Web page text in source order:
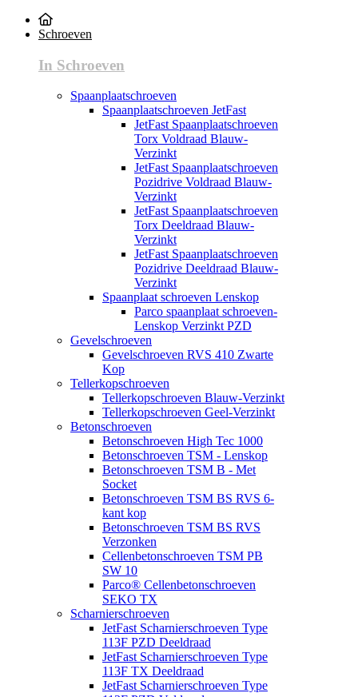
Schroeven
In Schroeven
Spaanplaatschroeven
Spaanplaatschroeven JetFast
JetFast Spaanplaatschroeven
Torx Voldraad Blauw-
Verzinkt
JetFast Spaanplaatschroeven
Pozidrive Voldraad Blauw-
Verzinkt
JetFast Spaanplaatschroeven
Torx Deeldraad Blauw-
Verzinkt
JetFast Spaanplaatschroeven
Pozidrive Deeldraad Blauw-
Verzinkt
Spaanplaat schroeven Lenskop
Parco spaanplaat schroeven-
Lenskop Verzinkt PZD
Gevelschroeven
Gevelschroeven RVS 410 Zwarte
Kop
Tellerkopschroeven
Tellerkopschroeven Blauw-Verzinkt
Tellerkopschroeven Geel-Verzinkt
Betonschroeven
Betonschroeven High Tec 1000
Betonschroeven TSM - Lenskop
Betonschroeven TSM B - Met
Socket
Betonschroeven TSM BS RVS 6-
kant kop
Betonschroeven TSM BS RVS
Verzonken
Cellenbetonschroeven TSM PB
SW 10
Parco® Cellenbetonschroeven
SEKO TX
Scharnierschroeven
JetFast Scharnierschroeven Type
113F PZD Deeldraad
JetFast Scharnierschroeven Type
113F TX Deeldraad
JetFast Scharnierschroeven Type